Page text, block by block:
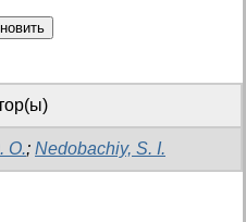
O.; Nedobachiy, S. I.